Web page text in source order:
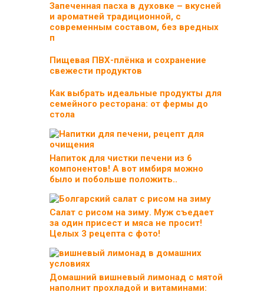
Запеченная пасха в духовке – вкусней
и ароматней традиционной, с
современным составом, без вредных
п
Пищевая ПВХ-плёнка и сохранение
свежести продуктов
Как выбрать идеальные продукты для
семейного ресторана: от фермы до
стола
Напиток для чистки печени из 6
компонентов! А вот имбиря можно
было и побольше положить..
Салат с рисом на зиму. Муж съедает
за один присест и мяса не просит!
Целых 3 рецепта с фото!
Домашний вишневый лимонад с мятой
наполнит прохладой и витаминами: